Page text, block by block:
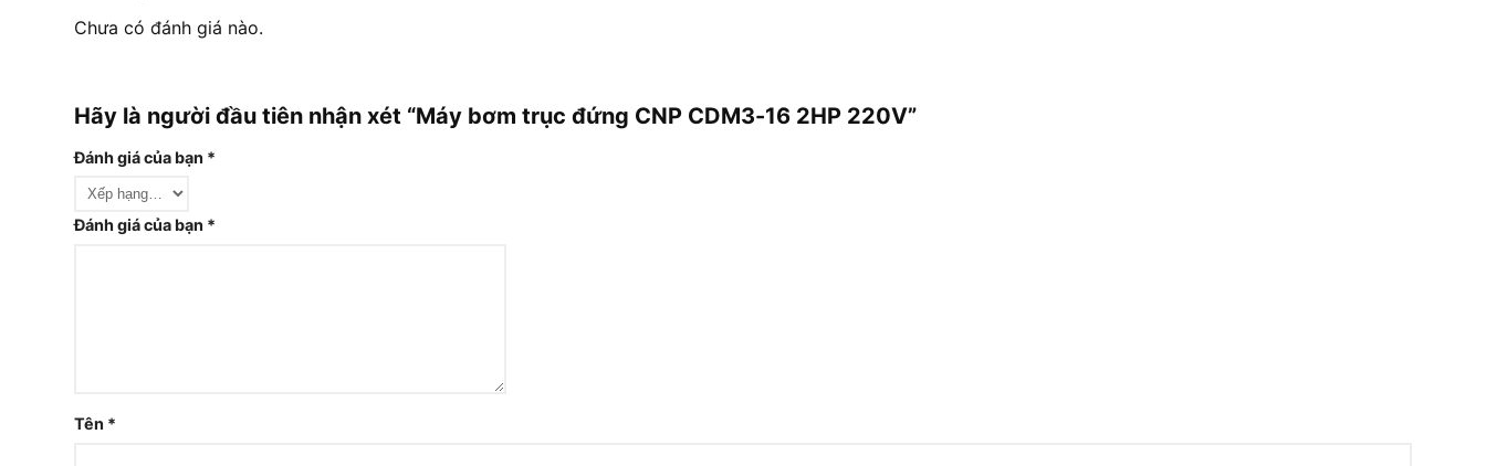
Chưa có đánh giá nào.
Hãy là người đầu tiên nhận xét “Máy bơm trục đứng CNP CDM3-16 2HP 220V”
Đánh giá của bạn *
Đánh giá của bạn *
Tên *